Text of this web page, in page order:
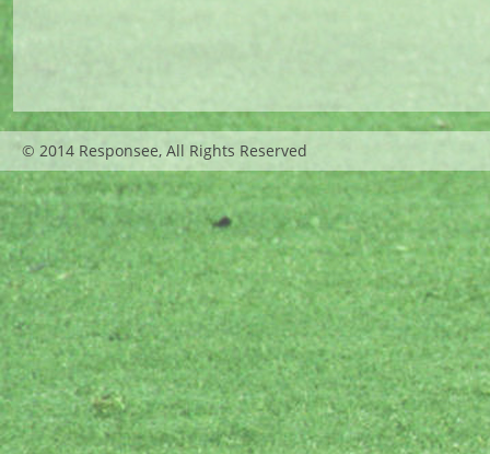
© 2014 Responsee, All Rights Reserved